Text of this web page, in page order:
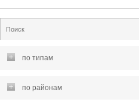
по типам
по районам